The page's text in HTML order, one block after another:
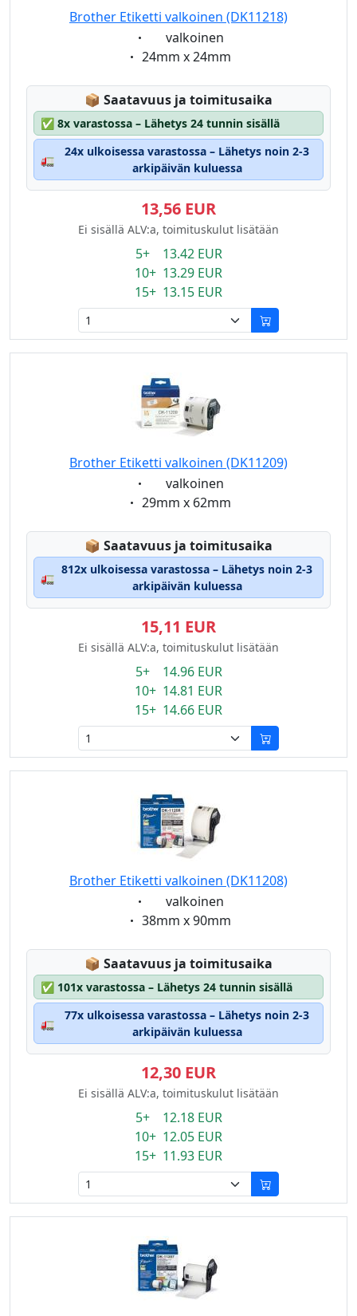
Brother Etiketti valkoinen (DK11218)
Eigenschaft:
valkoinen
Eigenschaft:
24mm x 24mm
📦 Lagerstatus:
Saatavuus ja toimitusaika
✅ 8x varastossa – Lähetys 24 tunnin sisällä
🚛
24x ulkoisessa varastossa – Lähetys noin 2-3
arkipäivän kuluessa
13,56 EUR
Ei sisällä ALV:a, toimituskulut lisätään
5+ 13.42 EUR
10+ 13.29 EUR
15+ 13.15 EUR
Brother Etiketti valkoinen (DK11209)
Eigenschaft:
valkoinen
Eigenschaft:
29mm x 62mm
📦 Lagerstatus:
Saatavuus ja toimitusaika
🚛
812x ulkoisessa varastossa – Lähetys noin 2-3
arkipäivän kuluessa
15,11 EUR
Ei sisällä ALV:a, toimituskulut lisätään
5+ 14.96 EUR
10+ 14.81 EUR
15+ 14.66 EUR
Brother Etiketti valkoinen (DK11208)
Eigenschaft:
valkoinen
Eigenschaft:
38mm x 90mm
📦 Lagerstatus:
Saatavuus ja toimitusaika
✅ 101x varastossa – Lähetys 24 tunnin sisällä
🚛
77x ulkoisessa varastossa – Lähetys noin 2-3
arkipäivän kuluessa
12,30 EUR
Ei sisällä ALV:a, toimituskulut lisätään
5+ 12.18 EUR
10+ 12.05 EUR
15+ 11.93 EUR